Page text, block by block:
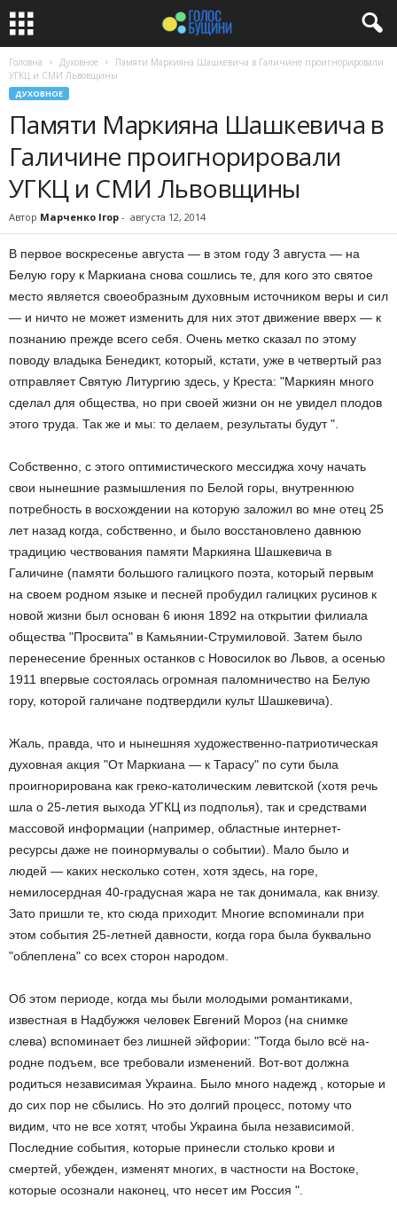
Головна Духовное
Памяти Маркияна Шашкевича в Галичине проигнорировали
УГКЦ и СМИ Львовщины
ДУХОВНОЕ
Памяти Маркияна Шашкевича в
Галичине проигнорировали
УГКЦ и СМИ Львовщины
Автор Марченко Ігор - августа 12, 2014
В первое воскресенье августа — в этом году 3 августа — на
Белую гору к Маркиана снова сошлись те, для кого это святое
место является своеобразным духовным источником веры и сил
— и ничто не может изменить для них этот движение вверх — к
познанию прежде всего себя. Очень метко сказал по этому
поводу владыка Бенедикт, который, кстати, уже в четвертый раз
отправляет Святую Литургию здесь, у Креста: "Маркиян много
сделал для общества, но при своей жизни он не увидел плодов
этого труда. Так же и мы: то делаем, результаты будут ".
Собственно, с этого оптимистического мессиджа хочу начать
свои нынешние размышления по Белой горы, внутреннюю
потребность в восхождении на которую заложил во мне отец 25
лет назад когда, собственно, и было восстановлено давнюю
традицию чествования памяти Маркияна Шашкевича в
Галичине (памяти большого галицкого поэта, который первым
на своем родном языке и песней пробудил галицких русинов к
новой жизни был основан 6 июня 1892 на открытии филиала
общества "Просвита" в Камьянии-Струмиловой. Затем было
перенесение бренных останков с Новосилок во Львов, а осенью
1911 впервые состоялась огромная паломничество на Белую
гору, которой галичане подтвердили культ Шашкевича).
Жаль, правда, что и нынешняя художественно-патриотическая
духовная акция "От Маркиана — к Тарасу" по сути была
проигнорирована как греко-католическим левитской (хотя речь
шла о 25-летия выхода УГКЦ из подполья), так и средствами
массовой информации (например, областные интернет-
ресурсы даже не поинормувалы о событии). Мало было и
людей — каких несколько сотен, хотя здесь, на горе,
немилосердная 40-градусная жара не так донимала, как внизу.
Зато пришли те, кто сюда приходит. Многие вспоминали при
этом события 25-летней давности, когда гора была буквально
"облеплена" со всех сторон народом.
Об этом периоде, когда мы были молодыми романтиками,
известная в Надбужжя человек Евгений Мороз (на снимке
слева) вспоминает без лишней эйфории: "Тогда было всё на-
родне подъем, все требовали изменений. Вот-вот должна
родиться независимая Украина. Было много надежд , которые и
до сих пор не сбылись. Но это долгий процесс, потому что
видим, что не все хотят, чтобы Украина была независимой.
Последние события, которые принесли столько крови и
смертей, убежден, изменят многих, в частности на Востоке,
которые осознали наконец, что несет им Россия ".